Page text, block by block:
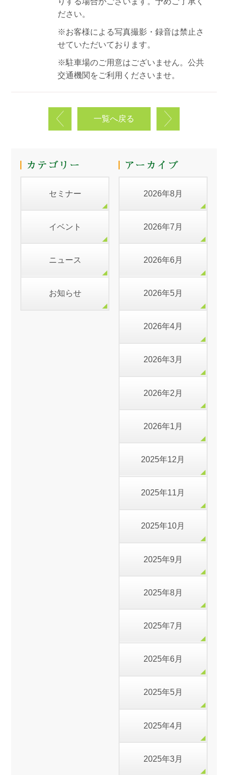
ださい。
※お客様による写真撮影・録音は禁止さ
せていただいております。
※駐車場のご用意はございません。公共
交通機関をご利用くださいませ。
一覧へ戻る
セミナー
イベント
ニュース
お知らせ
2026年8月
2026年7月
2026年6月
2026年5月
2026年4月
2026年3月
2026年2月
2026年1月
2025年12月
2025年11月
2025年10月
2025年9月
2025年8月
2025年7月
2025年6月
2025年5月
2025年4月
2025年3月